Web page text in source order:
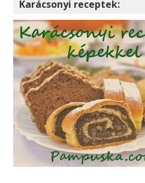
Karácsonyi receptek: